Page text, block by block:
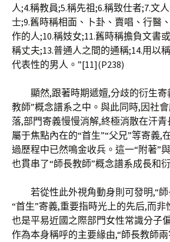
人;4.稱教員;5.稱先祖;6.稱致仕者;7.文
士;9.舊時稱相面、卜卦、賣唱、行醫
作的人;10.稱妓女;11.舊時稱擔負文書
稱丈夫;13.普通人之間的通稱;14.用以
代表性的男人。”[11](P238)
顯然,跟著時期遞嬗,分歧的衍生
教師”概念譜系之中。與此同時,因社
落,部門寄義慢慢消解,終極消散在汗
屬于焦點內在的“首生”“父兄”等寄義,
過歷程中已然鳴金收兵。這一“附著”
也貫串了“師長教師”概念譜系成長和
若從性此外視角動身則可發明,“
“首生”寄義,重要指時光上的先后,而
也是平易近國之際部門女性常識分子
作為本身稱呼的主要緣由,“師長教師